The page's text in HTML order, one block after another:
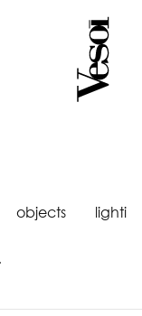
objects